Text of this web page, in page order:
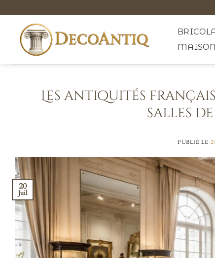
au
contenu
Les antiquités
salles
PUBLIÉ LE
20
Juil